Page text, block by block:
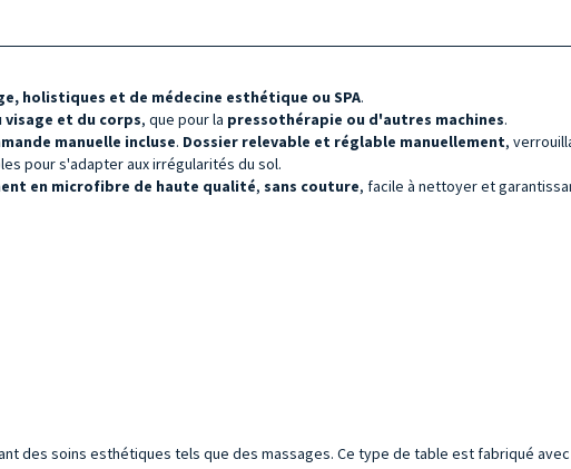
holistiques et de médecine esthétique ou SPA.
et du corps, que pour la pressothérapie ou d'autres machines.
manuelle incluse. Dossier relevable et réglable manuellement,
pour s'adapter aux irrégularités du sol.
en microfibre de haute qualité, sans couture, facile à nettoyer et
des soins esthétiques tels que des massages. Ce type de table est fabriqué